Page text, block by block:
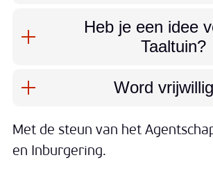
Heb je een idee
Taaltuin?
Word
Met de steun van het
en Inburgering.